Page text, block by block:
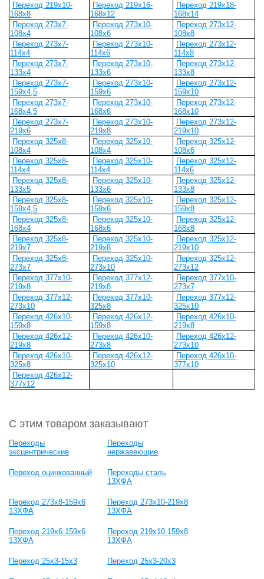
Переход 219х10-
168х8
Переход 219х16-
168х12
Переход 219х18-
168х14
Переход 273х7-
108х4
Переход 273х10-
108х6
Переход 273х12-
108х8
Переход 273х7-
114х4
Переход 273х10-
114х6
Переход 273х12-
114х8
Переход 273х7-
133х4
Переход 273х10-
133х6
Переход 273х12-
133х8
Переход 273х7-
159х4,5
Переход 273х10-
159х6
Переход 273х12-
159х10
Переход 273х7-
168х4,5
Переход 273х10-
168х6
Переход 273х12-
168х10
Переход 273х7-
219х6
Переход 273х10-
219х8
Переход 273х12-
219х10
Переход 325х8-
108х4
Переход 325х10-
108х4
Переход 325х12-
108х6
Переход 325х8-
114х4
Переход 325х10-
114х4
Переход 325х12-
114х6
Переход 325х8-
133х5
Переход 325х10-
133х6
Переход 325х12-
133х8
Переход 325х8-
159х4,5
Переход 325х10-
159х6
Переход 325х12-
159х8
Переход 325х8-
168х4
Переход 325х10-
168х6
Переход 325х12-
168х8
Переход 325х8-
219х7
Переход 325х10-
219х8
Переход 325х12-
219х10
Переход 325х8-
273х7
Переход 325х10-
273х10
Переход 325х12-
273х12
Переход 377х10-
219х8
Переход 377х12-
219х8
Переход 377х10-
273х7
Переход 377х12-
273х10
Переход 377х10-
325х8
Переход 377х12-
325х10
Переход 426х10-
159х8
Переход 426х12-
159х8
Переход 426х10-
219х8
Переход 426х12-
219х8
Переход 426х10-
273х8
Переход 426х12-
273х10
Переход 426х10-
325х8
Переход 426х12-
325х10
Переход 426х10-
377х10
Переход 426х12-
377х12
С этим товаром заказывают
Переходы
эксцентрические
Переходы
нержавеющие
Переход оцинкованный
Переходы сталь
13ХФА
Переход 273х8-159х6
13ХФА
Переход 273х10-219х8
13ХФА
Переход 219х6-159х6
13ХФА
Переход 219х10-159х8
13ХФА
Переход 25x3-15x3 Переход 25x3-20x3